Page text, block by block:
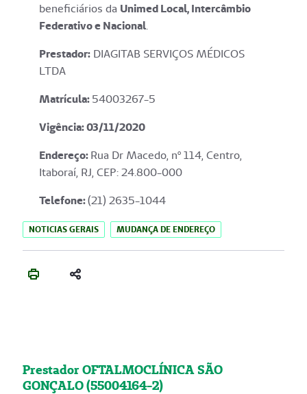
beneficiários da Unimed Local, Intercâmbio
Federativo e Nacional.
Prestador: DIAGITAB SERVIÇOS MÉDICOS
LTDA
Matrícula:54003267-5
Vigência: 03/11/2020
Endereço:Rua Dr Macedo, nº 114, Centro,
Itaboraí, RJ, CEP: 24.800-000
Telefone:(21) 2635-1044
NOTICIAS GERAIS MUDANÇA DE ENDEREÇO
Prestador OFTALMOCLÍNICA SÃO
GONÇALO (55004164-2)